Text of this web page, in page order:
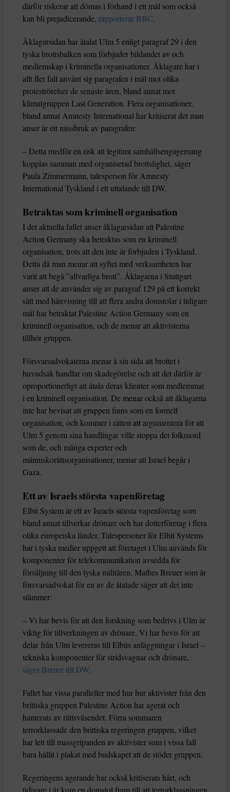
därför riskerar att dömas i förhand i ett mål som också
kan bli prejudicerande, rapporterar BBC.
Åklagarsidan har åtalat Ulm 5 enligt paragraf 29 i den
tyska brottsbalken som förbjuder bildandet av och
medlemskap i kriminella organisationer. Åklagare har i
allt fler fall använt sig paragrafen i mål mot olika
proteströrelser de senaste åren, bland annat mot
klimatgruppen Last Generation. Flera organisationer,
bland annat Amnesty International har kritiserat det man
anser är ett missbruk av paragrafen:
– Detta medför en risk att legitimt samhällsengagemang
kopplas samman med organiserad brottslighet, säger
Paula Zimmermann, talesperson för Amnesty
International Tyskland i ett uttalande till DW.
Betraktas som kriminell organisation
I det aktuella fallet anser åklagarsidan att Palestine
Action Germany ska betraktas som en kriminell
organisation, trots att den inte är förbjuden i Tyskland.
Detta då man menar att syftet med verksamheten har
varit att begå ”allvarliga brott”. Åklagarna i Stuttgart
anser att de använder sig av paragraf 129 på ett korrekt
sätt med hänvisning till att flera andra domstolar i tidigare
mål har betraktat Palestine Action Germany som en
kriminell organisation, och de menar att aktivisterna
tillhör gruppen.
Försvarsadvokaterna menar å sin sida att brottet i
huvudsak handlar om skadegörelse och att det därför är
oproportionerligt att åtala deras klienter som medlemmar
i en kriminell organisation. De menar också att åklagarna
inte har bevisat att gruppen finns som en formell
organisation, och kommer i rätten att argumentera för att
Ulm 5 genom sina handlingar ville stoppa det folkmord
som de, och många experter och
människorättsorganisationer, menar att Israel begår i
Gaza.
Ett av Israels största vapenföretag
Elbit System är ett av Israels största vapenföretag som
bland annat tillverkar drönare och har dotterföretag i flera
olika europeiska länder. Talespersoner för Elbit Systems
har i tyska medier uppgett att företaget i Ulm används för
komponenter för telekommunikation avsedda för
försäljning till den tyska militären. Mathes Breuer som är
försvarsadvokat för en av de åtalade säger att det inte
stämmer:
– Vi har bevis för att den forskning som bedrivs i Ulm är
viktig för tillverkningen av drönare. Vi har bevis för att
delar från Ulm levereras till Elbits anläggningar i Israel –
tekniska komponenter för stridsvagnar och drönare,
säger Breuer till DW.
Fallet har vissa paralleller med hur hur aktivister från den
brittiska gruppen Palestine Action har agerat och
hanterats av rättsväsendet. Förra sommaren
terrorklassade den brittiska regeringen gruppen, vilket
har lett till massgripanden av aktivister som i vissa fall
bara hållit i plakat med budskapet att de stöder gruppen.
Regeringens agerande har också kritiserats hårt, och
tidigare i år kom en domstol fram till att terrorklassningen